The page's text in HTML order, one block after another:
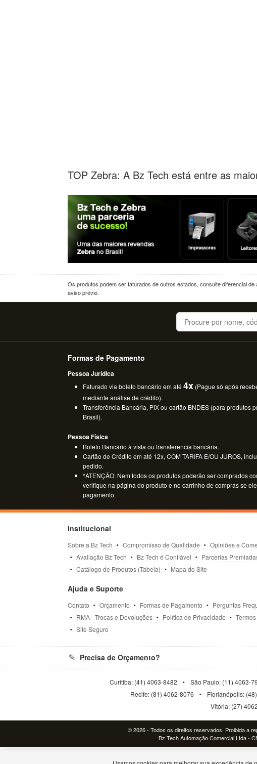
TOP Zebra: A Bz Tech está entre as
Os produtos podem ser faturados de outros estados, consulte diferencial
aviso prévio.
Buscar
Formas de Pagamento
Pessoa Jurídica
Faturado via boleto bancário em até4x (Pague só após
mediante análise de crédito).
Transferência Bancária, PIX ou cartão BNDES (para produtos
Brasil).
Pessoa Física
Boleto Bancário à vista ou transferencia bancária.
Cartão de Crédito em até 12x, COM TARIFA E/OU JUROS,
pedido.
*ATENÇÃO: Nem todos os produtos poderão ser comprados
verifique na página do produto e no carrinho de compras se
pagamento.
Institucional
Sobre a Bz Tech Compromisso de Qualidade
Opiniões e
Avaliação Bz Tech
Bz Tech é Confiável
Parcerias
Catálogo de Produtos (Tabela)
Mapa do Site
Ajuda e Suporte
Contato Orçamento Formas de Pagamento
Perguntas
RMA - Trocas e Devoluções
Política de Privacidade
Site Seguro
Precisa de Orçamento?
Curitiba: (41) 4063-8482 São Paulo: (11) 4063-
Recife: (81) 4062-8076
Florianópolis:
Vitória: (27)
© 2026 - Todos os direitos reservados. Proibida a
Bz Tech Automação Comercial Ltda -